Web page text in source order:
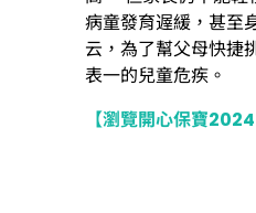
病童發育遟緩，甚至
云，為了幫父母快捷
表一的兒童危疾。
【瀏覽開心保寶